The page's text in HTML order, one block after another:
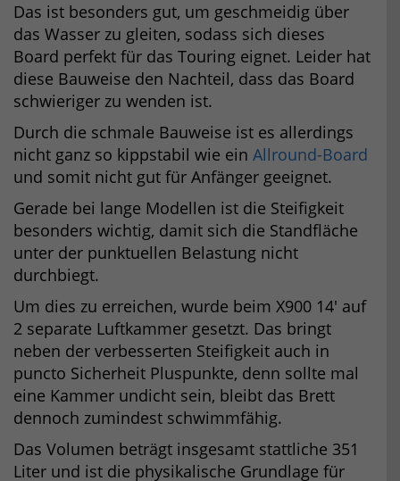
Das ist besonders gut, um geschmeidig über
das Wasser zu gleiten, sodass sich dieses
Board perfekt für das Touring eignet. Leider hat
diese Bauweise den Nachteil, dass das Board
schwieriger zu wenden ist.
Durch die schmale Bauweise ist es allerdings
nicht ganz so kippstabil wie ein Allround-Board
und somit nicht gut für Anfänger geeignet.
Gerade bei lange Modellen ist die Steifigkeit
besonders wichtig, damit sich die Standfläche
unter der punktuellen Belastung nicht
durchbiegt.
Um dies zu erreichen, wurde beim X900 14′ auf
2 separate Luftkammer gesetzt. Das bringt
neben der verbesserten Steifigkeit auch in
puncto Sicherheit Pluspunkte, denn sollte mal
eine Kammer undicht sein, bleibt das Brett
dennoch zumindest schwimmfähig.
Das Volumen beträgt insgesamt stattliche 351
Liter und ist die physikalische Grundlage für